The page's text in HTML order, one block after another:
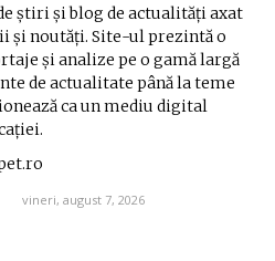
știri și blog de actualități axat
și noutăți. Site-ul prezintă o
și analize pe o gamă largă
de actualitate până la teme
ca un mediu digital
vineri, august 7, 2026